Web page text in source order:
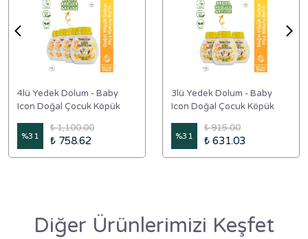
4lü Yedek Dolum - Baby
Icon Doğal Çocuk Köpük
%31
₺ 1,100.00
₺ 758.62
3lü Yedek Dolum - Baby
Icon Doğal Çocuk Köpük
%31
₺ 915.00
₺ 631.03
Diğer Ürünlerimizi Keşfet